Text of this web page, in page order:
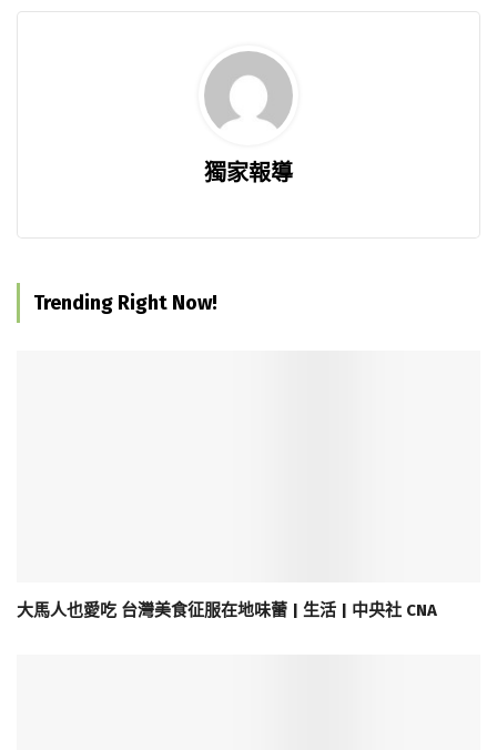
獨家報導
Trending Right Now!
大馬人也愛吃 台灣美食征服在地味蕾 | 生活 | 中央社 CNA